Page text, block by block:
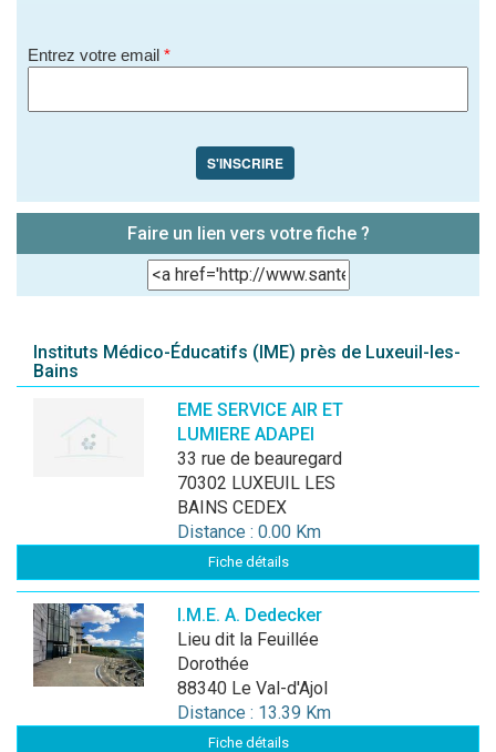
Entrez votre email *
S'INSCRIRE
Faire un lien vers votre fiche ?
Instituts Médico-Éducatifs (IME) près de Luxeuil-les-
Bains
EME SERVICE AIR ET
LUMIERE ADAPEI
33 rue de beauregard
70302 LUXEUIL LES
BAINS CEDEX
Distance : 0.00 Km
Fiche détails
I.M.E. A. Dedecker
Lieu dit la Feuillée
Dorothée
88340 Le Val-d'Ajol
Distance : 13.39 Km
Fiche détails